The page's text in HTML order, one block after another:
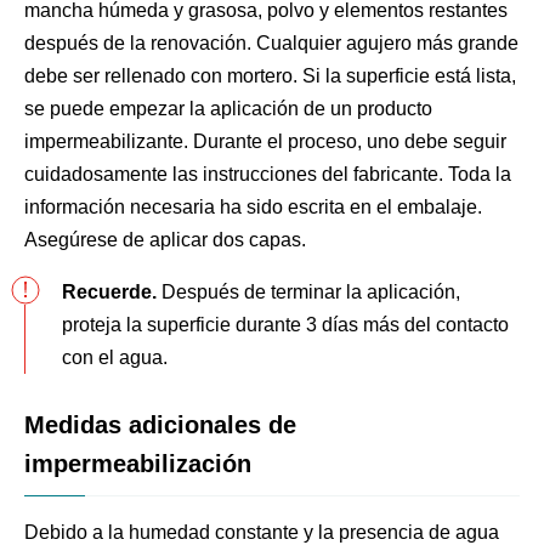
mancha húmeda y grasosa, polvo y elementos restantes
después de la renovación. Cualquier agujero más grande
debe ser rellenado con mortero. Si la superficie está lista,
se puede empezar la aplicación de un producto
impermeabilizante. Durante el proceso, uno debe seguir
cuidadosamente las instrucciones del fabricante. Toda la
información necesaria ha sido escrita en el embalaje.
Asegúrese de aplicar dos capas.
Recuerde. Después de terminar la aplicación,
proteja la superficie durante 3 días más del contacto
con el agua.
Medidas adicionales de
impermeabilización
Debido a la humedad constante y la presencia de agua